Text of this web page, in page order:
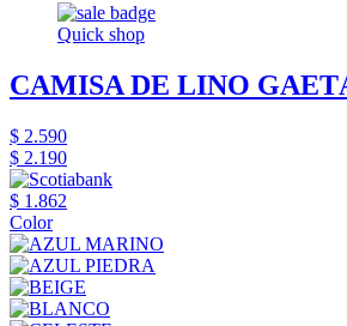
Quick shop
CAMISA DE LINO
$ 2.590
$ 2.190
$ 1.862
Color